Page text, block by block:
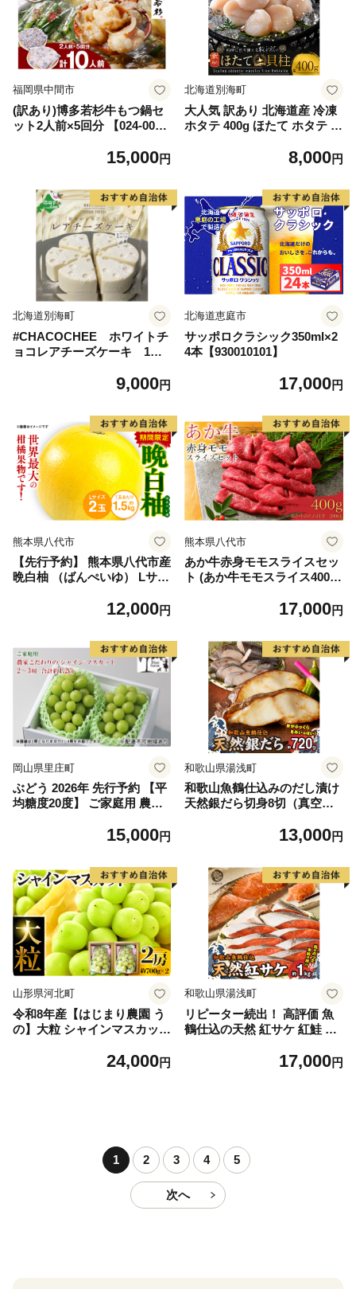
福岡県中間市
(訳あり)博多若杉牛もつ鍋セ
ット2人前×5回分 【024-002
15,000円
北海道別海町
大人気 訳あり 北海道産 冷凍
ホタテ 400g ほたて ホタテ 帆
8,000円
北海道別海町
#CHACOCHEE ホワイトチ
ョコレアチーズケーキ 1ホ
海町,チーズ,ちーず,チーズケ
9,000円
北海道恵庭市
サッポロクラシック350ml×2
4本【930010101】
17,000円
熊本県八代市
【先行予約】 熊本県八代市産
晩白柚 （ばんぺいゆ） Lサイ
もの フルーツ おやつ 特産 熊
12,000円
熊本県八代市
あか牛赤身モモスライスセッ
ト (あか牛モモスライス400
17,000円
岡山県里庄町
ぶどう 2026年 先行予約 【平
均糖度20度】 ご家庭用 農家
ット 2～3房 合計約1.2kg ブ
直送 】
15,000円
和歌山県湯浅町
和歌山魚鶴仕込みのだし漬け
天然銀だら切身8切（真空パ
製法 良質な脂 ふっくら 柔ら
ぶ だし漬け 煮付け ムニエル
味噌漬け 鍋物 冷凍 湯浅町 送
料無料_G7334
13,000円
山形県河北町
令和8年産【はじまり農園 う
の】大粒 シャインマスカット
河北町産 【河北町観光物産協
24,000円
和歌山県湯浅町
リピーター続出！ 高評価 魚
鶴仕込の天然 紅サケ 紅鮭 鮭
レビュー高評価 小分け 真空
町 送料無料_G7317
17,000円
1 2 3 4 5
次へ